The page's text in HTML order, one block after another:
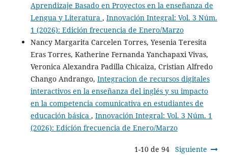
Aprendizaje Basado en Proyectos en la enseñanza de
Lengua y Literatura , Innovación Integral: Vol. 3 Núm.
1 (2026): Edición frecuencia de Enero/Marzo
Nancy Margarita Carcelen Torres, Yesenia Teresita
Eras Torres, Katherine Fernanda Yanchapaxi Vivas,
Veronica Alexandra Padilla Chicaiza, Cristian Alfredo
Chango Andrango, Integracion de recursos digitales
interactivos en la enseñanza del inglés y su impacto
en la competencia comunicativa en estudiantes de
educación básica , Innovación Integral: Vol. 3 Núm. 1
(2026): Edición frecuencia de Enero/Marzo
1-10 de 94 Siguiente